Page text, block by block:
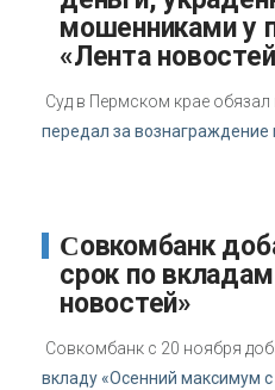
мошенниками у
«Лента
Суд в Пермском крае
передал за
Совкомбанк добавляет новый
срок по
новостей»
Совкомбанк с 20 ноября
вкладу «Осенний максимум